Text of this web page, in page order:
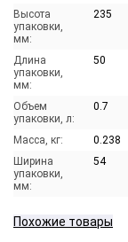
Высота
упаковки,
мм:
235
Длина
упаковки,
мм:
50
Объем
упаковки, л:
0.7
Масса, кг:
0.238
Ширина
упаковки,
мм:
54
Похожие товары